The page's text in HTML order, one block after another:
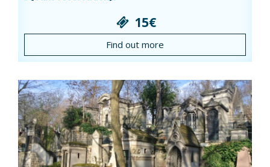
15€
Find out more